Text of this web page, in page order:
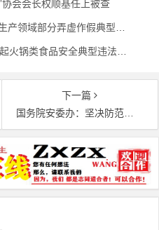
会会长权顺基任上被查
领域部分弄虚作假典型案例
锅类食品安全典型违法案件
下一篇
国务院安委办：坚决防范遏制重特大事故发生